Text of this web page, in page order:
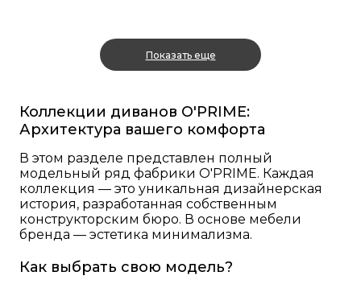
Показать еще
Коллекции диванов O'PRIME:
Архитектура вашего комфорта
В этом разделе представлен полный
модельный ряд фабрики O'PRIME. Каждая
коллекция — это уникальная дизайнерская
история, разработанная собственным
конструкторским бюро. В основе мебели
бренда — эстетика минимализма.
Как выбрать свою модель?